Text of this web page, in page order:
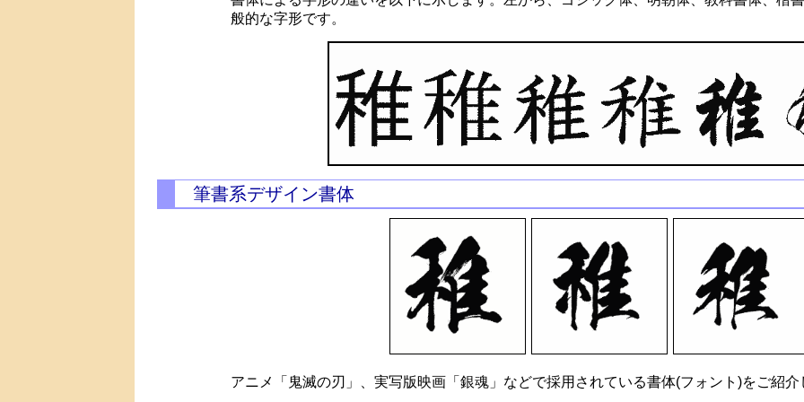
般的な字形です。
筆書系デザイン書体
アニメ「鬼滅の刃」、実写版映画「銀魂」などで採用されている書体(フォント)をご紹介